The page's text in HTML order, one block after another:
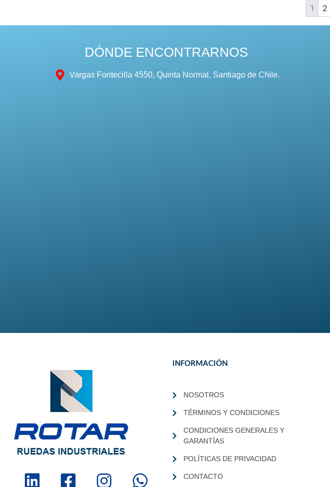
1 2
DÓNDE ENCONTRARNOS
Vargas Fontecilla 4550, Quinta Normal, Santiago de Chile.
INFORMACIÓN
NOSOTROS
TÉRMINOS Y CONDICIONES
CONDICIONES GENERALES Y
GARANTÍAS
POLÍTICAS DE PRIVACIDAD
CONTACTO